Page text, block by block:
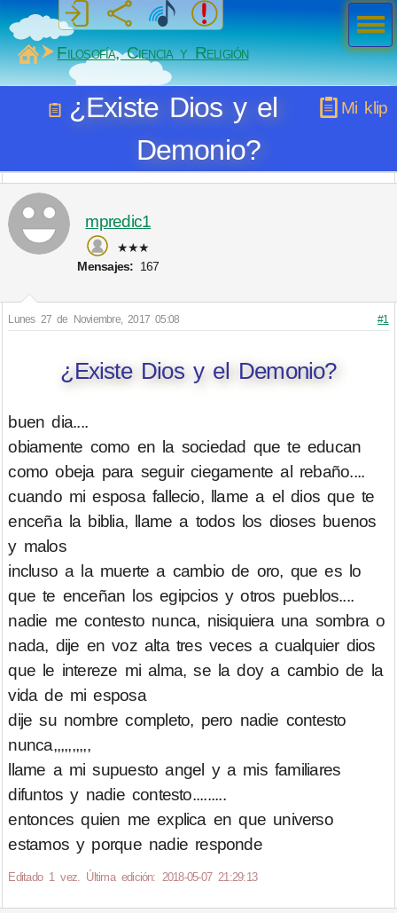
MiSabueso
Filosofía, Ciencia y Religión
Mi klip
¿Existe Dios y el
Demonio?
mpredic1
★★★
Mensajes: 167
Lunes 27 de Noviembre, 2017 05:08 #1
¿Existe Dios y el Demonio?
buen dia....
obiamente como en la sociedad que te educan
como obeja para seguir ciegamente al rebaño....
cuando mi esposa fallecio, llame a el dios que te
enceña la biblia, llame a todos los dioses buenos
y malos
incluso a la muerte a cambio de oro, que es lo
que te enceñan los egipcios y otros pueblos....
nadie me contesto nunca, nisiquiera una sombra o
nada, dije en voz alta tres veces a cualquier dios
que le intereze mi alma, se la doy a cambio de la
vida de mi esposa
dije su nombre completo, pero nadie contesto
nunca,,,,,,,,,,
llame a mi supuesto angel y a mis familiares
difuntos y nadie contesto.........
entonces quien me explica en que universo
estamos y porque nadie responde
Editado 1 vez. Última edición: 2018-05-07 21:29:13
Men
ú